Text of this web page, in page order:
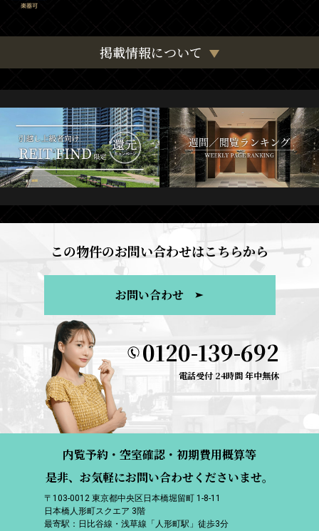
掲載情報について
この物件のお問い合わせはこちらから
お問い合わせ
0120-139-692
電話受付 24時間 年中無休
内覧予約・空室確認・初期費用概算等
是非、お気軽にお問い合わせくださいませ。
〒103-0012 東京都中央区日本橋堀留町 1-8-11
日本橋人形町スクエア 3階
最寄駅：日比谷線・浅草線「人形町駅」徒歩3分